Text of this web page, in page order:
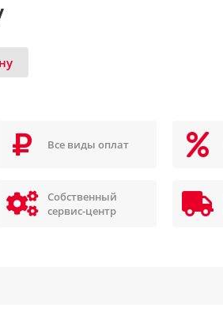
Все виды оплат
Собственный
сервис-центр